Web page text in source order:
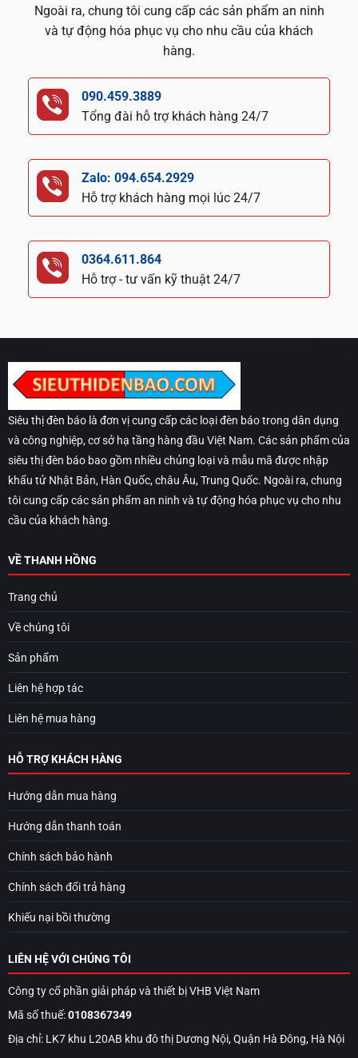
Ngoài ra, chung tôi cung cấp các sản phẩm an ninh
và tự động hóa phục vụ cho nhu cầu của khách
hàng.
090.459.3889
Tổng đài hỗ trợ khách hàng 24/7
Zalo: 094.654.2929
Hỗ trợ khách hàng mọi lúc 24/7
0364.611.864
Hỗ trợ - tư vấn kỹ thuật 24/7
Siêu thị đèn báo là đơn vị cung cấp các loại đèn báo trong dân dụng
và công nghiệp, cơ sở hạ tầng hàng đầu Việt Nam. Các sản phẩm của
siêu thị đèn báo bao gồm nhiều chủng loại và mẫu mã được nhập
khẩu tử Nhật Bản, Hàn Quốc, châu Âu, Trung Quốc. Ngoài ra, chung
tôi cung cấp các sản phẩm an ninh và tự động hóa phục vụ cho nhu
cầu của khách hàng.
VỀ THANH HỒNG
Trang chủ
Về chúng tôi
Sản phẩm
Liên hệ hợp tác
Liên hệ mua hàng
HỖ TRỢ KHÁCH HÀNG
Hướng dẫn mua hàng
Hướng dẫn thanh toán
Chính sách bảo hành
Chính sách đổi trả hàng
Khiếu nại bồi thường
LIÊN HỆ VỚI CHÚNG TÔI
Công ty cổ phần giải pháp và thiết bị VHB Việt Nam
Mã số thuế:0108367349
Địa chỉ: LK7 khu L20AB khu đô thị Dương Nội, Quận Hà Đông, Hà Nội